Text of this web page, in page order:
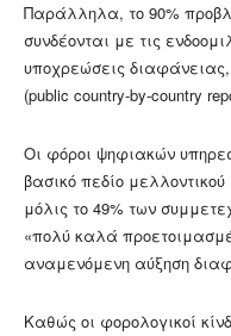
Παράλληλα, το 90%
συνδέονται με τις
υποχρεώσεις
(public country-by-country
Οι φόροι ψηφιακών
βασικό πεδίο
μόλις το 49% των
«πολύ καλά
αναμενόμενη αύξηση
Καθώς οι φορολογικοί